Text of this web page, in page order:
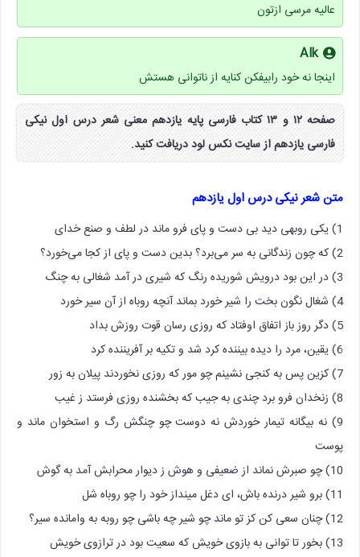
عالیه مرسی ازتون
Alk
اینجا نه خود رابیفکن کنایه از ناتوانی هستش
صفحه ۱۲ و ۱۳ کتاب فارسی پایه یازدهم معنی شعر درس اول نیکی
فارسی یازدهم از سایت نکس لود دریافت کنید.
متن شعر نیکی درس اول یازدهم
1) یکی روبهی دید بی دست و پای فرو ماند در لطف و صنع خدای
2) که چون زندگانی به سر می‌برد؟ بدین دست و پای از کجا می‌خورد؟
3) در این بود درویش شوریده رنگ که شیری در آمد شغالی به چنگ
4) شغال نگون بخت را شیر خورد بماند آنچه روباه از آن سیر خورد
5) دگر روز باز اتفاق اوفتاد که روزی رسان قوت روزش بداد
6) یقین، مرد را دیده بیننده کرد شد و تکیه بر آفریننده کرد
7) کزین پس به کنجی نشینم چو مور که روزی نخوردند پیلان به زور
8) زنخدان فرو برد چندی به جیب که بخشنده روزی فرستد ز غیب
9) نه بیگانه تیمار خوردش نه دوست چو چنگش رگ و استخوان ماند و
پوست
10) چو صبرش نماند از ضعیفی و هوش ز دیوار محرابش آمد به گوش
11) برو شیر درنده باش، ای دغل مینداز خود را چو روباه شل
12) چنان سعی کن کز تو ماند چو شیر چه باشی چو روبه به وامانده سیر؟
13) بخور تا توانی به بازوی خویش که سعیت بود در ترازوی خویش